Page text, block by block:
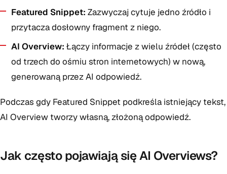
Featured Snippet: Zazwyczaj cytuje jedno źródło i
przytacza dosłowny fragment z niego.
AI Overview: Łączy informacje z wielu źródeł (często
od trzech do ośmiu stron internetowych) w nową,
generowaną przez AI odpowiedź.
Podczas gdy Featured Snippet podkreśla istniejący tekst,
AI Overview tworzy własną, złożoną odpowiedź.
Jak często pojawiają się AI Overviews?